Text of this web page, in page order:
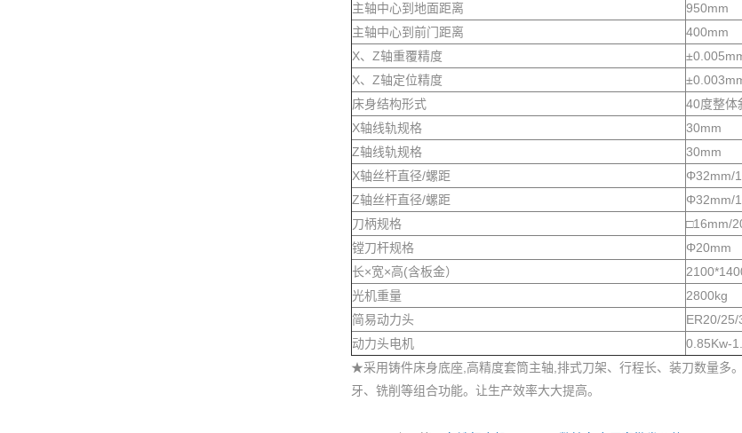
主轴中心到地面距离
950mm
主轴中心到前门距离
400mm
X、Z轴重覆精度
X、Z轴定位精度
床身结构形式
40度整体
X轴线轨规格
30mm
Z轴线轨规格
30mm
X轴丝杆直径/螺距
Φ32mm/
Z轴丝杆直径/螺距
Φ32mm/
刀柄规格
□16mm/
镗刀杆规格
Φ20mm
长×宽×高(含板金）
光机重量
2800kg
简易动力头
ER20/25/
动力头电机
0.85Kw-
★采用铸件床身底座,高精度套筒主轴,排式刀架、行程长、装刀数量多
牙、铣削等组合功能。让生产效率大大提高。